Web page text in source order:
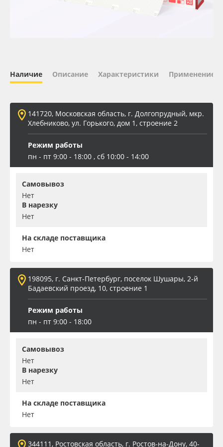
ПЭТ бэклит
Вспененный ПВХ
Заготовки для сувениров
Наличие Описание Характеристики Применение
141720, Московская область, г. Долгопрудный, мкр.
Хлебниково, ул. Горького, дом 1, строение 2
Режим работы
пн - пт 9:00 - 18:00 , сб 10:00 - 14:00
Самовывоз
Нет
В нарезку
Нет
На складе поставщика
Нет
198095, г. Санкт-Петербург, поселок Шушары, 2-й
Бадаевский проезд, 10, строение 1
Режим работы
пн - пт 9:00 - 18:00
Самовывоз
Нет
В нарезку
Нет
На складе поставщика
Нет
344111, Ростовская область, г. Ростов-на-Дону, 40-